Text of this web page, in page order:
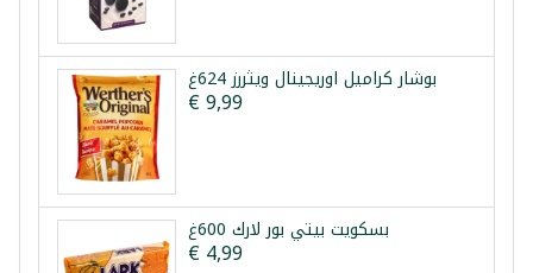
بوشار كراميل اوريجينال ويثررز 624غ
€ 9,99
بسكويت بيتي بور لارك 600غ
€ 4,99